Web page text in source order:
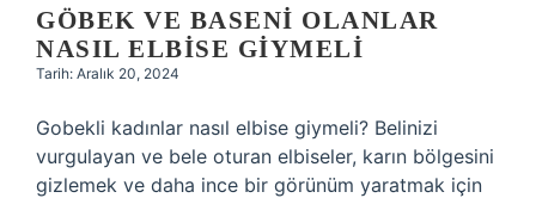
GÖBEK VE BASENI OLANLAR
NASIL ELBISE GIYMELI
Tarih: Aralık 20, 2024
Gobekli kadınlar nasıl elbise giymeli? Belinizi
vurgulayan ve bele oturan elbiseler, karın bölgesini
gizlemek ve daha ince bir görünüm yaratmak için